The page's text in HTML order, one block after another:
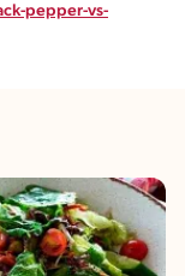
pepper-vs-